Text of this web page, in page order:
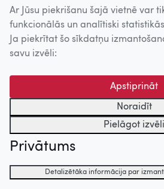
Ar Jūsu piekrišanu šajā vietnē var
funkcionālās un analītiski
Ja piekrītat šo sīkdatņu
savu izvēli:
Apstiprināt
Noraidīt
Pielāgot izvēli
Privātums
Detalizētāka informācija par